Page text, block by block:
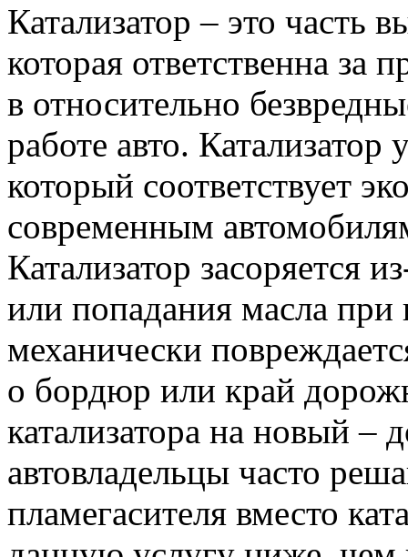
Катализатор – это часть
которая ответственна за
в относительно
работе авто.
который соответствует
современным
Катализатор засоряется
или попадания масла при
механически
о бордюр или край
катализатора на новый –
автовладельцы часто
пламегасителя вместо